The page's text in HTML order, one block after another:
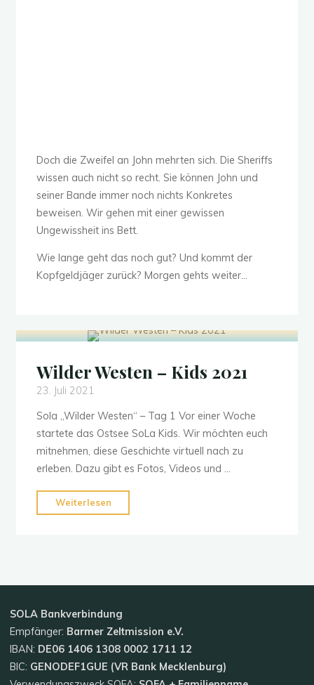
Doch die Zweifel an John mehrten sich. Die Sheriffs
wissen auch nicht so recht. Sie können John und
seiner Bande immer noch nichts Konkretes
beweisen. Wir gehen mit einer gewissen
Ungewissheit ins Bett.
Wie lange geht das noch gut? Und kommt der
Kopfgeldjäger zurück? Morgen gehts weiter…
Wilder Westen – Kids 2021
23. Juli 2021
Sola „Wilder Westen“ – Tag 1 Vor einer Woche
startete das Ostsee SoLa Kids. Wir möchten euch
mitnehmen, diese Geschichte virtuell nach zu
erleben. Dazu gibt es Fotos, Videos und …
Weiterlesen
Westen
SOLA Bankverbindung
Empfänger: Barmer Zeltmission e.V.
IBAN: DE06 1406 1308 0002 1711 12
BIC: GENODEF1GUE (VR Bank Mecklenburg)